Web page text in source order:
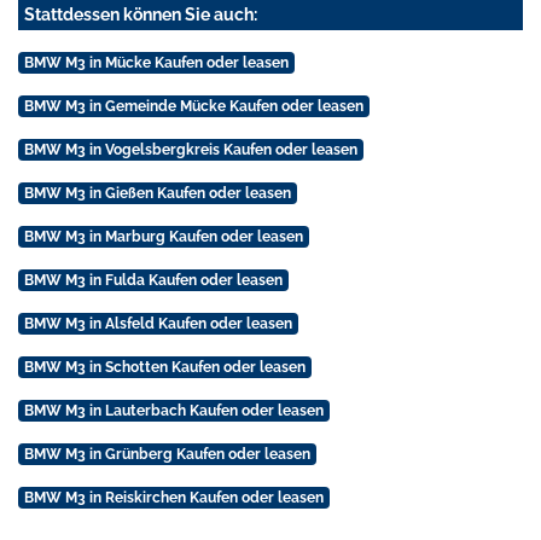
Stattdessen können Sie auch:
BMW M3 in Mücke Kaufen oder leasen
BMW M3 in Gemeinde Mücke Kaufen oder leasen
BMW M3 in Vogelsbergkreis Kaufen oder leasen
BMW M3 in Gießen Kaufen oder leasen
BMW M3 in Marburg Kaufen oder leasen
BMW M3 in Fulda Kaufen oder leasen
BMW M3 in Alsfeld Kaufen oder leasen
BMW M3 in Schotten Kaufen oder leasen
BMW M3 in Lauterbach Kaufen oder leasen
BMW M3 in Grünberg Kaufen oder leasen
BMW M3 in Reiskirchen Kaufen oder leasen